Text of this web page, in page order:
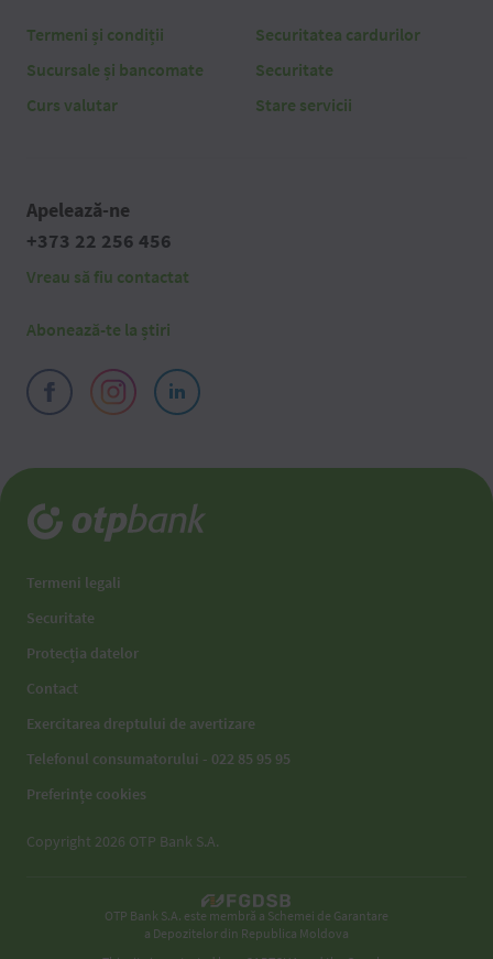
Termeni și condiții
Sucursale și bancomate
Curs valutar
Securitatea cardurilor
Securitate
Stare servicii
Apelează-ne
+373 22 256 456
Vreau să fiu contactat
Abonează-te la știri
Termeni legali
Securitate
Protecția datelor
Contact
Exercitarea dreptului de avertizare
Telefonul consumatorului - 022 85 95 95
Preferințe cookies
Copyright 2026 OTP Bank S.A.
OTP Bank S.A. este membră a Schemei de Garantare
a Depozitelor din Republica Moldova